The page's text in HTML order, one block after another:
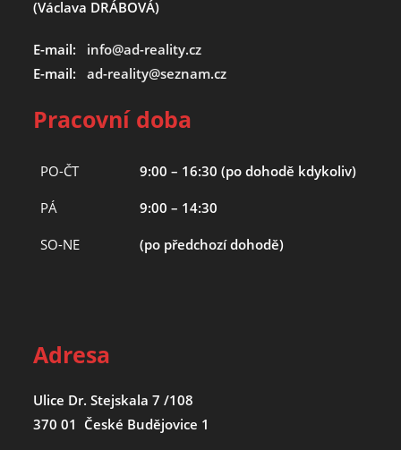
(Václava DRÁBOVÁ)
E-mail: info@ad-reality.cz
E-mail:ad-reality@seznam.cz
Pracovní doba
PO-ČT 9:00 – 16:30 (po dohodě kdykoliv)
PÁ 9:00 – 14:30
SO-NE (po předchozí dohodě)
Adresa
Ulice Dr. Stejskala 7 /108
370 01 České Budějovice 1